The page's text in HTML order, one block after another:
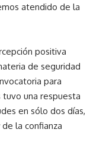
atendido de la
positiva
de seguridad
para
una respuesta
en sólo dos días,
la confianza